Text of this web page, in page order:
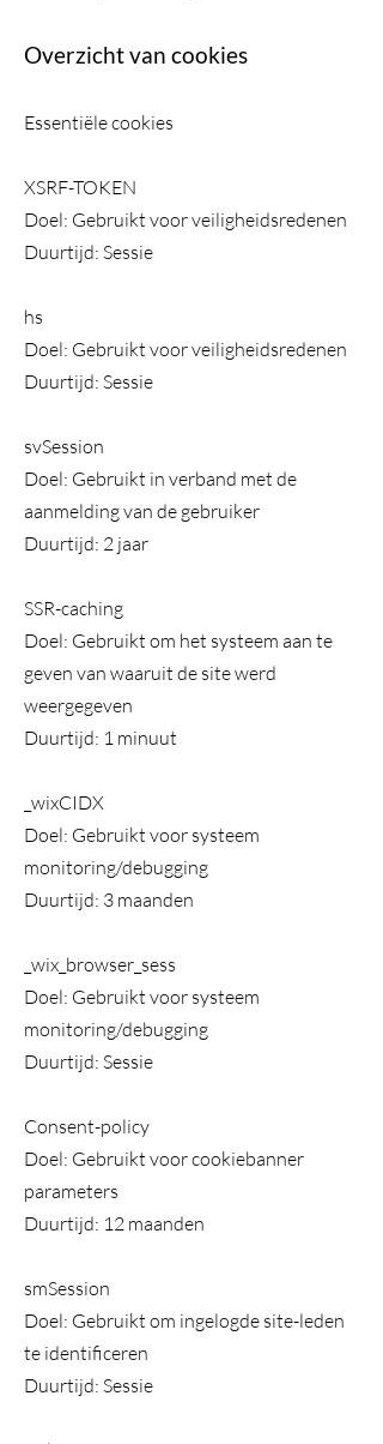
Overzicht van cookies
Essentiële cookies
XSRF-TOKEN
Doel: Gebruikt voor veiligheidsredenen
Duurtijd: Sessie
hs
Doel: Gebruikt voor veiligheidsredenen
Duurtijd: Sessie
svSession
Doel: Gebruikt in verband met de
aanmelding van de gebruiker
Duurtijd: 2 jaar
SSR-caching
Doel: Gebruikt om het systeem aan te
geven van waaruit de site werd
weergegeven
Duurtijd: 1 minuut
_wixCIDX
Doel: Gebruikt voor systeem
monitoring/debugging
Duurtijd: 3 maanden
_wix_browser_sess
Doel: Gebruikt voor systeem
monitoring/debugging
Duurtijd: Sessie
Consent-policy
Doel: Gebruikt voor cookiebanner
parameters
Duurtijd: 12 maanden
smSession
Doel: Gebruikt om ingelogde site-leden
te identificeren
Duurtijd: Sessie